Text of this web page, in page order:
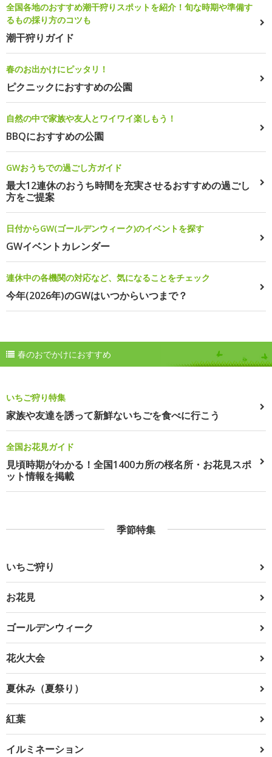
全国各地のおすすめ潮干狩りスポットを紹介！旬な時期や準備す
るもの採り方のコツも
潮干狩りガイド
春のお出かけにピッタリ！
ピクニックにおすすめの公園
自然の中で家族や友人とワイワイ楽しもう！
BBQにおすすめの公園
GWおうちでの過ごし方ガイド
最大12連休のおうち時間を充実させるおすすめの過ごし
方をご提案
日付からGW(ゴールデンウィーク)のイベントを探す
GWイベントカレンダー
連休中の各機関の対応など、気になることをチェック
今年(2026年)のGWはいつからいつまで？
春のおでかけにおすすめ
いちご狩り特集
家族や友達を誘って新鮮ないちごを食べに行こう
全国お花見ガイド
見頃時期がわかる！全国1400カ所の桜名所・お花見スポ
ット情報を掲載
季節特集
いちご狩り
お花見
ゴールデンウィーク
花火大会
夏休み（夏祭り）
紅葉
イルミネーション